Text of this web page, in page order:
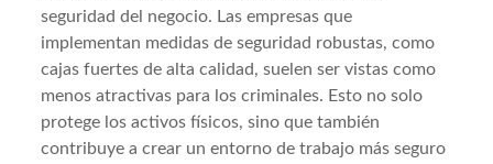
seguridad del negocio. Las empresas que
implementan medidas de seguridad robustas, como
cajas fuertes de alta calidad, suelen ser vistas como
menos atractivas para los criminales. Esto no solo
protege los activos físicos, sino que también
contribuye a crear un entorno de trabajo más seguro